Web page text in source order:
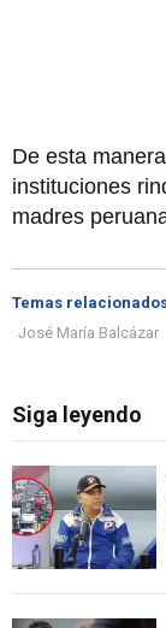
De esta
instituciones
madres
Temas
José María Balcázar
Siga leyendo